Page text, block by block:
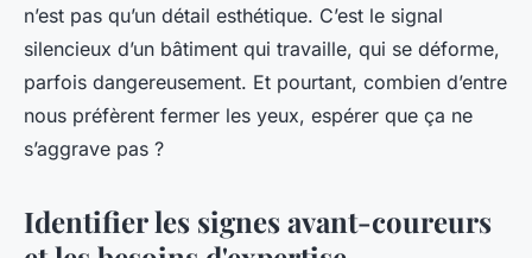
n’est pas qu’un détail esthétique. C’est le signal
silencieux d’un bâtiment qui travaille, qui se déforme,
parfois dangereusement. Et pourtant, combien d’entre
nous préfèrent fermer les yeux, espérer que ça ne
s’aggrave pas ?
Identifier les signes avant-coureurs